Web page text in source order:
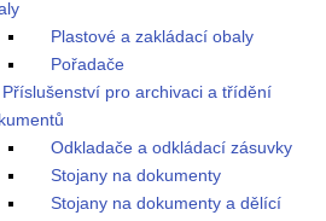
Plastové a zakládací obaly
Pořadače
Příslušenství pro archivaci a třídění
Odkladače a odkládací zásuvky
Stojany na dokumenty
Stojany na dokumenty a dělící